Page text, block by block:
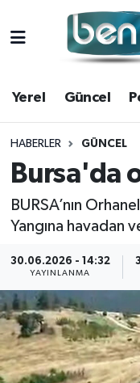
Yerel Güncel
HABERLER GÜNCEL
Bursa'da
BURSA’nın
Yangına havadan
30.06.2026 - 14:32
YAYINLANMA
Yerel
Güncel
Politika
Spor
Ekonomi
Sağlık
Magazin
Kültür Sanat
Hava Durumu
Trafik Durumu
Süper Lig
Tüm Manşetler
Son Dakika
Haber Arşivi